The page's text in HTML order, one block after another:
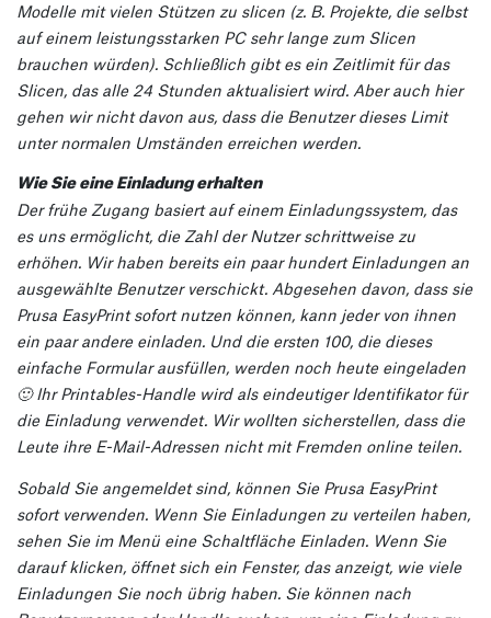
Modelle mit vielen Stützen zu slicen (z. B. Projekte, die selbst
auf einem leistungsstarken PC sehr lange zum Slicen
brauchen würden). Schließlich gibt es ein Zeitlimit für das
Slicen, das alle 24 Stunden aktualisiert wird. Aber auch hier
gehen wir nicht davon aus, dass die Benutzer dieses Limit
unter normalen Umständen erreichen werden.
Wie Sie eine Einladung erhalten
Der frühe Zugang basiert auf einem Einladungssystem, das
es uns ermöglicht, die Zahl der Nutzer schrittweise zu
erhöhen. Wir haben bereits ein paar hundert Einladungen an
ausgewählte Benutzer verschickt. Abgesehen davon, dass sie
Prusa EasyPrint sofort nutzen können, kann jeder von ihnen
ein paar andere einladen. Und die ersten 100, die dieses
einfache Formular ausfüllen, werden noch heute eingeladen
🙂 Ihr Printables-Handle wird als eindeutiger Identifikator für
die Einladung verwendet. Wir wollten sicherstellen, dass die
Leute ihre E-Mail-Adressen nicht mit Fremden online teilen.
Sobald Sie angemeldet sind, können Sie Prusa EasyPrint
sofort verwenden. Wenn Sie Einladungen zu verteilen haben,
sehen Sie im Menü eine Schaltfläche Einladen. Wenn Sie
darauf klicken, öffnet sich ein Fenster, das anzeigt, wie viele
Einladungen Sie noch übrig haben. Sie können nach